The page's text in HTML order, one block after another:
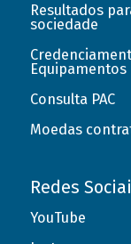
Resultados
sociedade
Equipamentos
Consulta PAC
Moedas
Redes
YouTube